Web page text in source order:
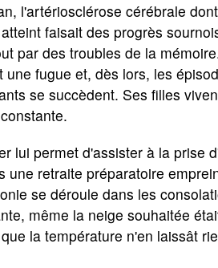
l'artériosclérose cérébrale dont
faisait des progrès
par des troubles de la
une fugue et, dès lors, les
se succèdent. Ses filles
lui permet d'assister à la prise
une retraite préparatoire
se déroule dans les
même la neige souhaitée
la température n'en laissât